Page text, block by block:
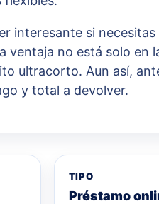
interesante si
ventaja no está solo en
ultracorto. Aun así,
y total a devolver.
TIPO
Préstamo